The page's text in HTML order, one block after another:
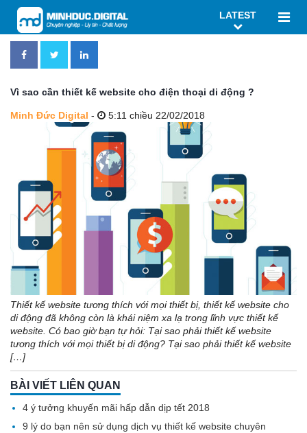
LATEST
Vì sao cần thiết kế website cho điện thoại di động ?
Minh Đức Digital - 5:11 chiều 22/02/2018
Thiết kế website tương thích với mọi thiết bị, thiết kế website cho
di động đã không còn là khái niệm xa lạ trong lĩnh vực thiết kế
website. Có bao giờ bạn tự hỏi: Tại sao phải thiết kế website
tương thích với mọi thiết bị di động? Tại sao phải thiết kế website
[…]
BÀI VIẾT LIÊN QUAN
4 ý tưởng khuyến mãi hấp dẫn dịp tết 2018
9 lý do bạn nên sử dụng dịch vụ thiết kế website chuyên